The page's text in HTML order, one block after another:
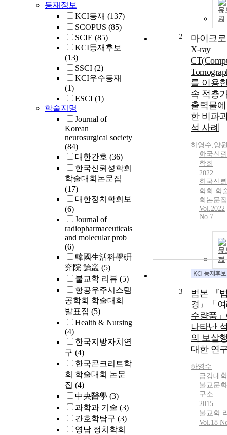
등재정보
KCI등재 (137)
SCOPUS (85)
SCIE (85)
KCI등재후보
(13)
SSCI (2)
KCI우수등재
(1)
ESCI (1)
학술지명
Journal of
Korean
neurosurgical society
(84)
대한간호 (36)
한국신뢰성학회
학술대회논문집
(17)
대한정치학회보
(6)
Journal of
radiopharmaceuticals
and molecular prob
(6)
韓國生活科學硏
究院 論叢 (5)
불교학 리뷰 (5)
항공우주시스템
공학회 학술대회
발표집 (5)
Health & Nursing
(4)
한국지방자치연
구 (4)
한국콘크리트학
회 학술대회 논문
집 (4)
中央醫學 (3)
과학과 기술 (3)
간호학탐구 (3)
영남 정치학회
문
기
2
마이크
X-ray
를 이용
속 적층
출력물
한 비파
석 사례
하영수,양
한국신
학회
2022
한국신
학회 학
회논문집
Vol.2022
No.7
문
기
3
범본 『
경』「
수량품
나타난
의 보살
대한 연
하영수
금강대
불교문
구소
2015
불교학
Vol.18